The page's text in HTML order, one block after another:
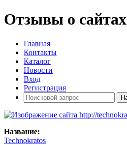
Отзывы о сайтах
Главная
Контакты
Каталог
Новости
Вход
Регистрация
Название:
Technokratos